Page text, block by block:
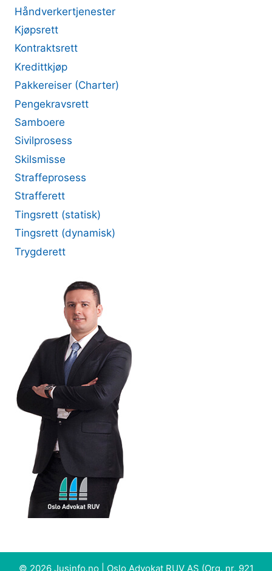
Håndverkertjenester
Kjøpsrett
Kontraktsrett
Kredittkjøp
Pakkereiser (Charter)
Pengekravsrett
Samboere
Sivilprosess
Skilsmisse
Straffeprosess
Strafferett
Tingsrett (statisk)
Tingsrett (dynamisk)
Trygderett
© 2026 Jusinfo.no | Oslo Advokat RUV AS (Org. nr. 921